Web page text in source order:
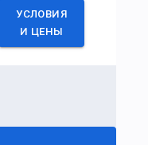
УСЛОВИЯ
И ЦЕНЫ